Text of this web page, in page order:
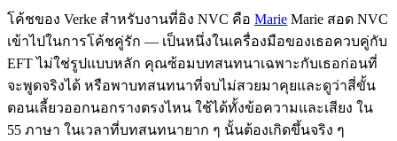
โค้ชของ Verke สำหรับงานที่อิง NVC คือ Marie Marie สอด NVC
เข้าไปในการโค้ชคู่รัก — เป็นหนึ่งในเครื่องมือของเธอควบคู่กับ
EFT ไม่ใช่รูปแบบหลัก คุณซ้อมบทสนทนาเฉพาะกับเธอก่อนที่
จะพูดจริงได้ หรือพาบทสนทนาที่จบไม่สวยมาคุยและดูว่าสี่ขั้น
ตอนเลี้ยวออกนอกรางตรงไหน ใช้ได้ทั้งข้อความและเสียง ใน
55 ภาษา ในเวลาที่บทสนทนายาก ๆ นั้นต้องเกิดขึ้นจริง ๆ